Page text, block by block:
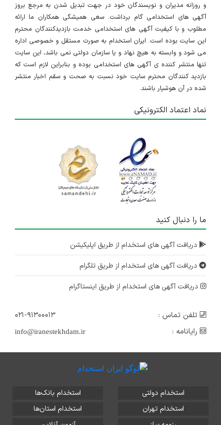
و روزانه مدیران و نویسندگان خود در جهت تبدیل شدن به مرجع بروز
آگهی های استخدامی گام برداشت. سعی همیشگی همکاران ما ارائه
مطلوب و با کیفیت آگهی های استخدامی خدمت بازدیدکنندگان محترم
این سایت بوده است. ایران استخدام به صورت مستقل و خصوصی اداره
می شود و وابسته به هیچ نهاد و یا سازمان دولتی نمی باشد، این سایت
تنها منتشر کننده ی آگهی های استخدامی بوده و بنابراین لازم است که
بازدید کنندگان محترم سایت خود نسبت به صحت و سقم اخبار منتشر
شده در آن هوشیار باشند.
نماد اعتماد الکترونیکی
ما را دنبال کنید
دریافت آگهی های استخدام از طریق اپلیکیشن
دریافت آگهی های استخدام از طریق تلگرام
دریافت آگهی های استخدام از طریق اینستاگرام
تلفن تماس :
۰۲۱-۹۱۳۰۰۰۱۳
رایانامه :
info@iranestekhdam.ir
استخدام دولتی
استخدام بانک‌ها
استخدام تهران
استخدام استان‌ها